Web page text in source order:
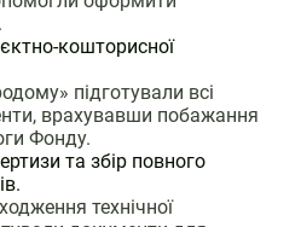
кошторисної
підготували всі
врахувавши побажання
Фонду.
та збір повного
технічної